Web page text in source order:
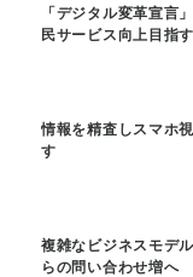
「デジタル変革宣言
民サービス向上目指す
情報を精査しスマホ
す
複雑なビジネスモデ
らの問い合わせ増へ